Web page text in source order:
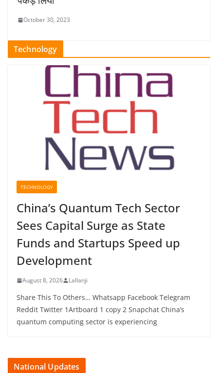
October 30, 2023
Technology
TECHNOLOGY
China’s Quantum Tech Sector
Sees Capital Surge as State
Funds and Startups Speed up
Development
August 8, 2026 Lallanji
Share This To Others… Whatsapp Facebook Telegram
Reddit Twitter 1Artboard 1 copy 2 Snapchat China’s
quantum computing sector is experiencing
National Updates